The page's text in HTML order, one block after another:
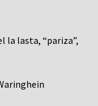
la lasta, “pariza”,